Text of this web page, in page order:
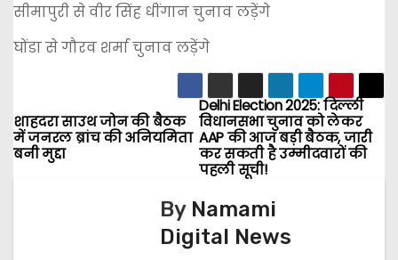
सीमापुरी से वीर सिंह धींगान चुनाव लड़ेंगे
घोंडा से गौरव शर्मा चुनाव लड़ेंगे
P
o
Delhi Election 2025: दिल्ली
विधानसभा चुनाव को लेकर
AAP की आज बड़ी बैठक, जारी
कर सकती है उम्मीदवारों की
पहली सूची!
शाहदरा साउथ जोन की बैठक
में जनरल ब्रांच की अनियमिता
बनी मुद्दा
By Namami
Digital News